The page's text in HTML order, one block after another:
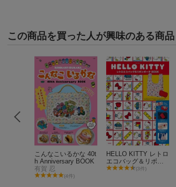
この商品を買った人が興味のある商品
こんなこいるかな 40t
h Anniversary BOOK
有賀 忍
(4件)
HELLO KITTY レトロ
エコバッグ＆リボン
ポーチBOOK
(3件)